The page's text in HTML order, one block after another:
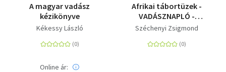
A magyar vadász
kézikönyve
Kékessy László
Online ár:
Afrikai tábortüzek -
VADÁSZNAPLÓ -
KIVONATOK 1932-1934
Széchenyi Zsigmond